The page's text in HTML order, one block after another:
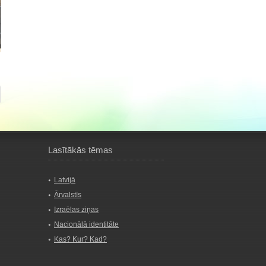
Lasītākās tēmas
Latvijā
Ārvalstīs
Izraēlas ziņas
Nacionālā identitāte
Kas? Kur? Kad?